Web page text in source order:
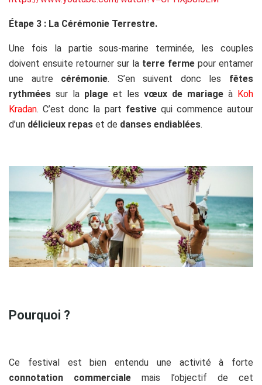
Étape 3 : La Cérémonie Terrestre.
Une fois la partie sous-marine terminée, les couples
doivent ensuite retourner sur la terre ferme pour entamer
une autre cérémonie. S’en suivent donc les fêtes
rythmées sur la plage et les vœux de mariage à Koh
Kradan. C’est donc la part festivequi commence autour
d’un délicieux repas et de danses endiablées.
Pourquoi ?
Ce festival est bien entendu une activité à forte
connotation commerciale mais l’objectif de cet